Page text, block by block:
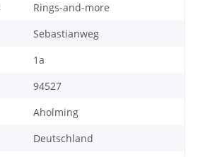
Rings-and-more
Sebastianweg
1a
94527
Aholming
Deutschland